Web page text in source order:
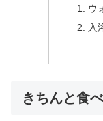
ウ
入
きちんと食